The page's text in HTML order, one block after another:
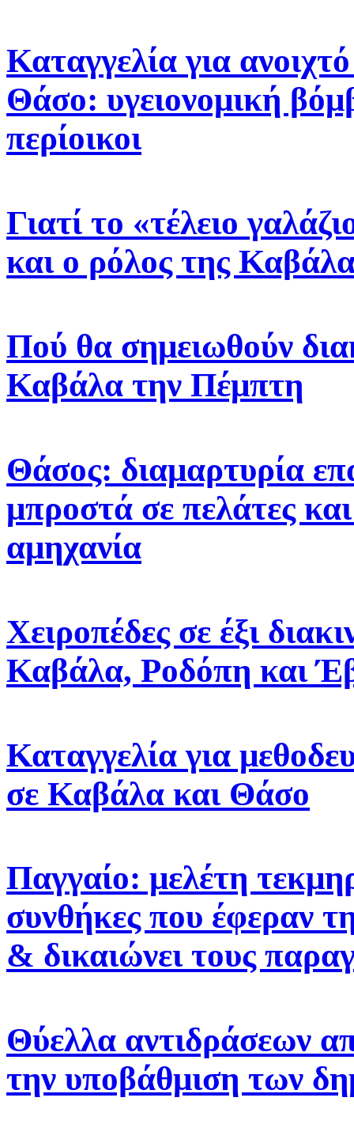
Καταγγελία για
Θάσο: υγειονομική
περίοικοι
Γιατί το «τέλειο
και ο ρόλος της
Πού θα σημειωθούν
Καβάλα την Πέμπτη
Θάσος: διαμαρτυρία
μπροστά σε πελάτες
αμηχανία
Χειροπέδες σε έξι
Καβάλα, Ροδόπη και
Καταγγελία για
σε Καβάλα και Θάσο
Παγγαίο: μελέτη
συνθήκες που έφεραν
& δικαιώνει τους
Θύελλα αντιδράσεων
την υποβάθμιση των